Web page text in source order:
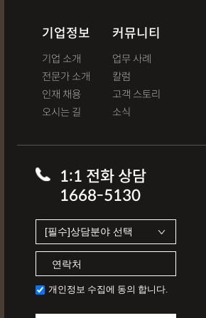
기업정보
기업 소개
전문가 소개
인재 채용
오시는 길
커뮤니티
업무 사례
칼럼
고객 스토리
소식
1:1 전화 상담
1668-5130
개인정보 수집에 동의 합니다.